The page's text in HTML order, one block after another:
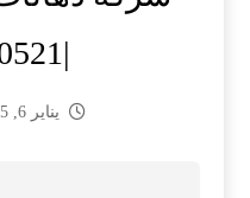
|0565930521
يناير 6, 2025